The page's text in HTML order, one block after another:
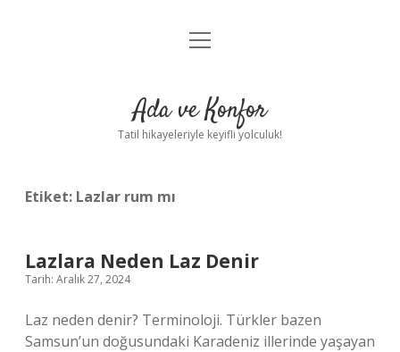
Anasayfa
Yasal Uyarı
menüyü
Ada ve Konfor
Tatil hikayeleriyle keyifli yolculuk!
Etiket: Lazlar rum mı
Lazlara Neden Laz Denir
Tarih: Aralık 27, 2024
Laz neden denir? Terminoloji. Türkler bazen
Samsun’un doğusundaki Karadeniz illerinde yaşayan